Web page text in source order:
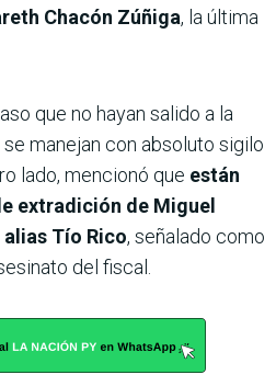
Chacón Zúñiga, la última
que no hayan salido a la
manejan con absoluto sigilo
lado, mencionó que están
extradición de Miguel
Tío Rico, señalado como
del fiscal.